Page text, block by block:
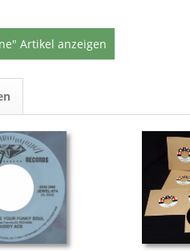
Artikel anzeigen